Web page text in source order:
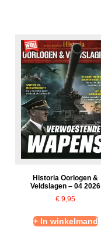
Historia Oorlogen &
Veldslagen – 04 2026
€ 9,95
+ In winkelmand